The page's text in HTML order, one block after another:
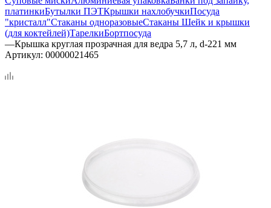
платинкиБутылки ПЭТКрышки нахлобучкиПосуда
"кристалл"Стаканы одноразовыеСтаканы Шейк и крышки
(для коктейлей)ТарелкиБортпосуда
—Крышка круглая прозрачная для ведра 5,7 л, d-221 мм
Артикул: 00000021465